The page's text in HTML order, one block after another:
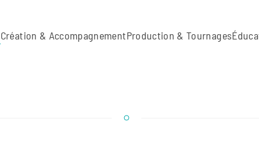
Création & AccompagnementProduction & Tournages